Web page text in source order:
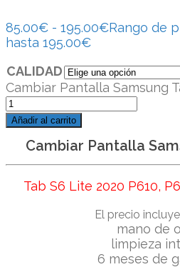
85.00€ - 195.00€Rango de
hasta 195.00€
CALIDAD
Cambiar Pantalla Samsung
Añadir al carrito
Cambiar Pantalla
Tab S6 Lite 2020 P610,
El precio
mano de
limpieza
6 meses de